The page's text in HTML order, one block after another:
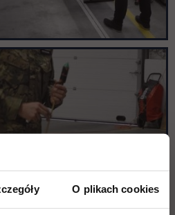
O plikach cookies